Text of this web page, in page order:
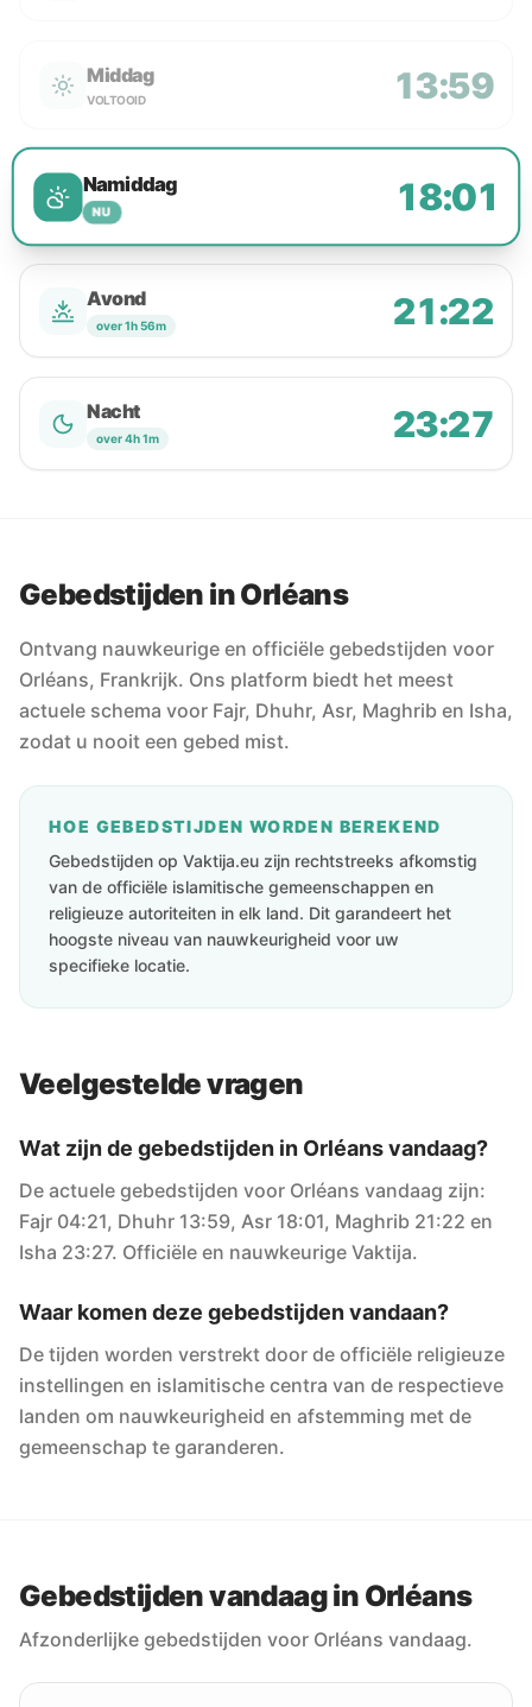
Middag
VOLTOOID 13:59
Namiddag
NU 18:01
Avond
over 1h 56m 21:22
Nacht
over 4h 1m 23:27
Gebedstijden in Orléans
Ontvang nauwkeurige en officiële gebedstijden voor
Orléans, Frankrijk. Ons platform biedt het meest
actuele schema voor Fajr, Dhuhr, Asr, Maghrib en Isha,
zodat u nooit een gebed mist.
HOE GEBEDSTIJDEN WORDEN BEREKEND
Gebedstijden op Vaktija.eu zijn rechtstreeks afkomstig
van de officiële islamitische gemeenschappen en
religieuze autoriteiten in elk land. Dit garandeert het
hoogste niveau van nauwkeurigheid voor uw
specifieke locatie.
Veelgestelde vragen
Wat zijn de gebedstijden in Orléans vandaag?
De actuele gebedstijden voor Orléans vandaag zijn:
Fajr 04:21, Dhuhr 13:59, Asr 18:01, Maghrib 21:22 en
Isha 23:27. Officiële en nauwkeurige Vaktija.
Waar komen deze gebedstijden vandaan?
De tijden worden verstrekt door de officiële religieuze
instellingen en islamitische centra van de respectieve
landen om nauwkeurigheid en afstemming met de
gemeenschap te garanderen.
Gebedstijden vandaag in Orléans
Afzonderlijke gebedstijden voor Orléans vandaag.